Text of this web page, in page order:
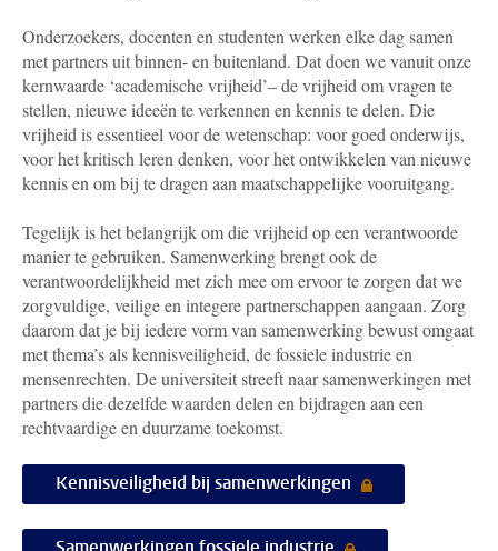
Onderzoekers, docenten en studenten werken elke dag samen
met partners uit binnen- en buitenland. Dat doen we vanuit onze
kernwaarde ‘academische vrijheid’– de vrijheid om vragen te
stellen, nieuwe ideeën te verkennen en kennis te delen. Die
vrijheid is essentieel voor de wetenschap: voor goed onderwijs,
voor het kritisch leren denken, voor het ontwikkelen van nieuwe
kennis en om bij te dragen aan maatschappelijke vooruitgang.
Tegelijk is het belangrijk om die vrijheid op een verantwoorde
manier te gebruiken. Samenwerking brengt ook de
verantwoordelijkheid met zich mee om ervoor te zorgen dat we
zorgvuldige, veilige en integere partnerschappen aangaan. Zorg
daarom dat je bij iedere vorm van samenwerking bewust omgaat
met thema’s als kennisveiligheid, de fossiele industrie en
mensenrechten. De universiteit streeft naar samenwerkingen met
partners die dezelfde waarden delen en bijdragen aan een
rechtvaardige en duurzame toekomst.
Kennisveiligheid bij samenwerkingen